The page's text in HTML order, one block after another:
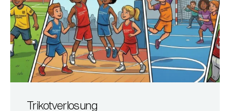
Trikotverlosung